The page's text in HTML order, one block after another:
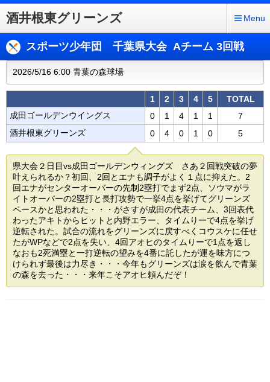
酒井根東グリーンズ Menu
スポーツ少年団 千葉県大会 Aチーム 3回戦
2026/5/16 6:00 青葉の森球場
1 2 3 4 5
TOTAL
成田ゴールデンウイングス
0 1 4 1 1
7
酒井根東グリーンズ
0 4 0 1 0 5
県大会２日目vs成田ゴールデンウィングズ さあ２回戦突破の夢
叶えられるか？初回、2回とエナも調子がよく１点に抑えた。2
回エナがセンターオーバーの先制2塁打でまず2点、ソウマがラ
イトオーバーの2塁打と長打攻勢で一挙4点を挙げてグリーンズ
ペースかと思われた・・・がさすが成田の代表チーム、3回表代
わったアキトからヒットと内野エラー、タイムりーで4点を挙げ
逆転された。試合の流れをグリーンズに戻すべくコウスケに任せ
たがWPなどで2点を失い、4回アオヒのタイムりーで1点を返し
なおも2死満塁と一打逆転の望みを4番に託したが運を味方につ
けられず最後は力尽き・・・今年もグリーンズは涙を飲んで青葉
の森を去った・・・来年こそアオヒ頼んだぞ！